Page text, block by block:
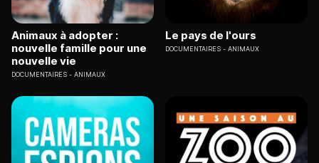
Animaux à adopter :
nouvelle famille pour une
nouvelle vie
DOCUMENTAIRES ANIMAUX
Le pays de l'ours
DOCUMENTAIRES ANIMAUX